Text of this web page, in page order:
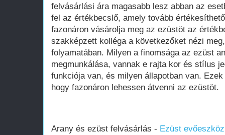
felvásárlási ára magasabb lesz abban az
fel az értékbecslő, amely tovább
fazonáron vásárolja meg az ezüstöt az
szakképzett kolléga a következőket nézi
folyamatában. Milyen a finomsága az ezüst
megmunkálása, vannak e rajta kor és stílus
funkciója van, és milyen állapotban van.
hogy fazonáron lehessen átvenni az ezüstöt.
Arany és ezüst felvásárlás - Ezüst